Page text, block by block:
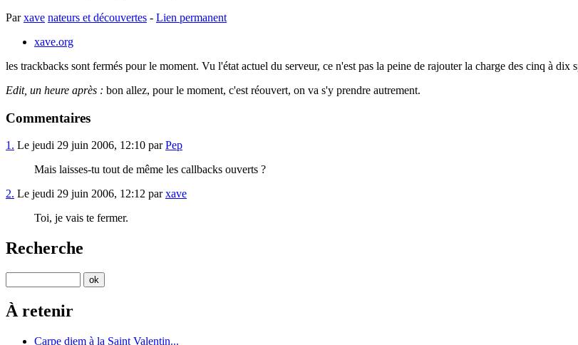
Parxave nateurs et découvertes - Lien permanent
xave.org
les trackbacks sont fermés pour le moment. Vu l'état actuel du serveur, ce n'est pas la peine de rajouter la charge des cinq à dix
Edit, un heure après : bon allez, pour le moment, c'est réouvert, on va s'y prendre autrement.
Commentaires
1. Le jeudi 29 juin 2006, 12:10 parPep
Mais laisses-tu tout de même les callbacks ouverts ?
2. Le jeudi 29 juin 2006, 12:12 parxave
Toi, je vais te fermer.
Recherche
À retenir
Carpe diem à la Saint Valentin...